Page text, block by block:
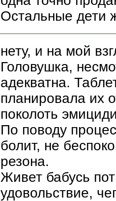
Остальные дети
нету, и на мой
Головушка,
адекватна.
планировала их
поколоть
По поводу
болит, не
резона.
Живет бабусь
удовольствие,